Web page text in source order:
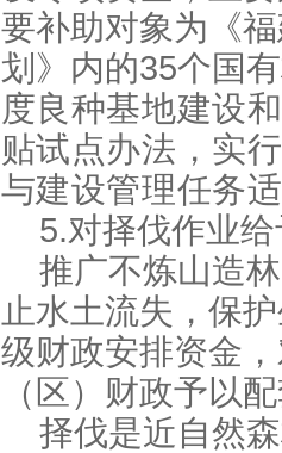
要补助对象为《
划》内的35个国
度良种基地建设
贴试点办法 ， 实
与建设管理任务
5.对择伐作业
推广不炼山造
止水土流失，保
级财政安排资金
（区）财政予以
择伐是近自然